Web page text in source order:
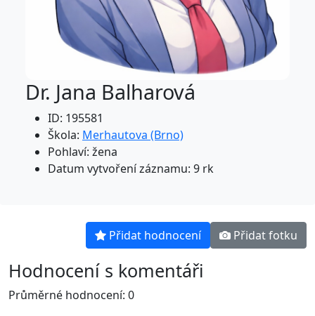
Dr. Jana Balharová
ID: 195581
Škola: Merhautova (Brno)
Pohlaví: žena
Datum vytvoření záznamu: 9 rk
Přidat hodnocení Přidat fotku
Hodnocení s komentáři
Průměrné hodnocení: 0